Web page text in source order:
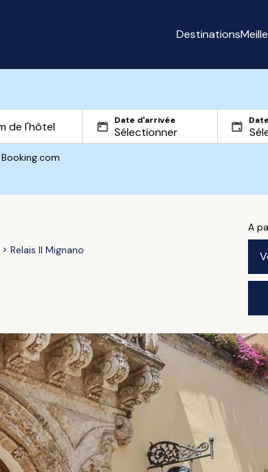
Destinations
Date d'arrivée
Relais Il Mignano
A